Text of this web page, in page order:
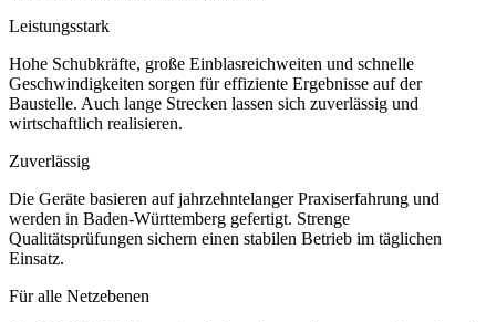
Leistungsstark
Hohe Schubkräfte, große Einblasreichweiten und schnelle
Geschwindigkeiten sorgen für effiziente Ergebnisse auf der
Baustelle. Auch lange Strecken lassen sich zuverlässig und
wirtschaftlich realisieren.
Zuverlässig
Die Geräte basieren auf jahrzehntelanger Praxiserfahrung und
werden in Baden-Württemberg gefertigt. Strenge
Qualitätsprüfungen sichern einen stabilen Betrieb im täglichen
Einsatz.
Für alle Netzebenen